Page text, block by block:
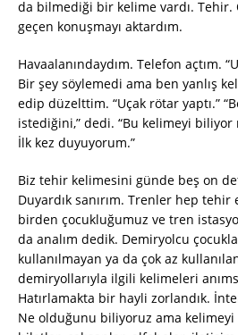
da bilmediği bir kelime vardı. Tehir.
geçen konuşmayı aktardım.
Havaalanındaydım. Telefon açtım.
Bir şey söylemedi ama ben yanlış
edip düzelttim. “Uçak rötar yaptı.”
istediğini,” dedi. “Bu kelimeyi biliyor
İlk kez duyuyorum.”
Biz tehir kelimesini günde beş on
Duyardık sanırım. Trenler hep tehir
birden çocukluğumuz ve tren
da analım dedik. Demiryolcu
kullanılmayan ya da çok az
demiryollarıyla ilgili kelimeleri
Hatırlamakta bir hayli zorlandık.
Ne olduğunu biliyoruz ama kelimeyi